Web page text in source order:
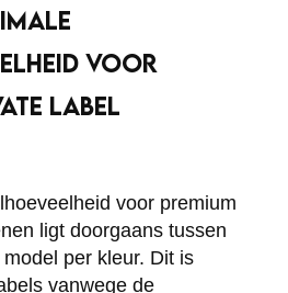
VOOR
LABEL
voor premium
ligt doorgaans tussen
per kleur. Dit is
vanwege de